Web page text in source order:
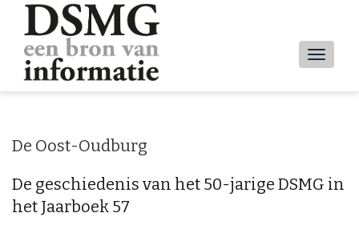
Main
De Oost-Oudburg
De geschiedenis van het 50-jarige DSMG in
het Jaarboek 57